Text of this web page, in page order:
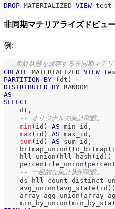
DROP MATERIALIZED VIEW
非同期マテリアライズドビュ
例:
-- 集計状態を保存する非同期マテ
CREATE MATERIALIZED VIEW
PARTITION
BY ( dt )
DISTRIBUTED
BY RANDOM
AS
SELECT
    dt
,
-- オリジナルの集計関数。
min ( id ) AS min_id ,
max ( id ) AS max_id ,
sum( id ) AS sum_id ,
    bitmap_union
( to_bitmap (
    hll_union
( hll_hash ( id ) )
    percentile_union
(
-- 一般的な集計状態関数。
    avg_union
( avg_state ( id ) )
    array_agg_union
(
    min_by_union
(